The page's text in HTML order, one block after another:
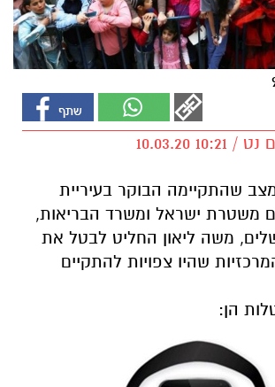
10.03.20
שהתקיימה הבוקר בעיריית
משטרת ישראל ומשרד הבריאות,
משה ליאון החליט לבטל את
שהיו צפויות להתקיים
הן: